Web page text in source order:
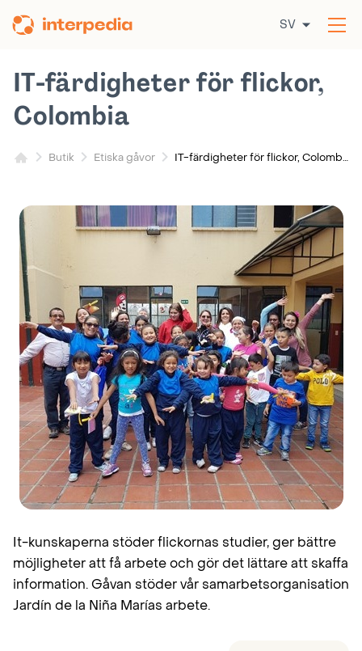
till
SV
Butik Etiska gåvor IT-färdigheter för flickor, Colombia
IT-färdigheter för flickor,
Colombia
It-kunskaperna stöder flickornas studier, ger bättre
möjligheter att få arbete och gör det lättare att skaffa
information. Gåvan stöder vår samarbetsorganisation
Jardín de la Niña Marías arbete.